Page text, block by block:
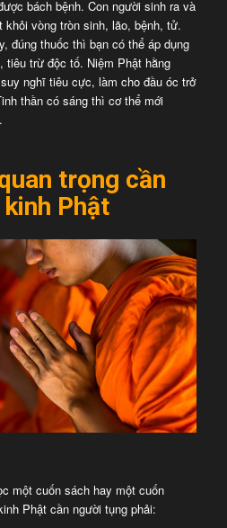
bách bệnh. Con người sinh ra và
khỏi vòng tròn sinh, lão, bệnh, tử.
đúng thuốc thì bạn có thể áp dụng
tiêu trừ độc tố. Niệm Phật hằng
nghĩ tiêu cực, làm cho đầu óc trở
thần có sáng thì cơ thể mới
trọng cần
Phật
một cuốn sách hay một cuốn
Phật cần người tụng phải: